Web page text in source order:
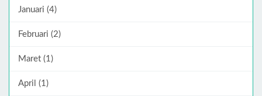
Januari (4)
Februari (2)
Maret (1)
April (1)